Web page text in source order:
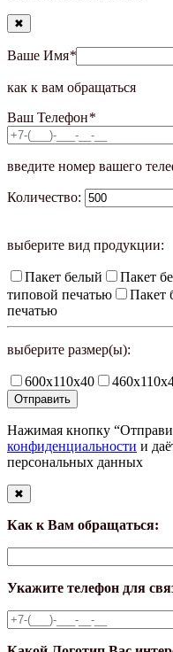
✖
Ваше Имя*
как к вам обращаться
Ваш Телефон*
введите номер вашего
Количество:
выберите вид продукции:
Пакет белый Пакет
типовой печатью
Пакет
печатью
выберите размер(ы):
600х110х40
Нажимая кнопку
конфиденциальности и
персональных данных
✖
Как к Вам обращаться:
Укажите телефон для